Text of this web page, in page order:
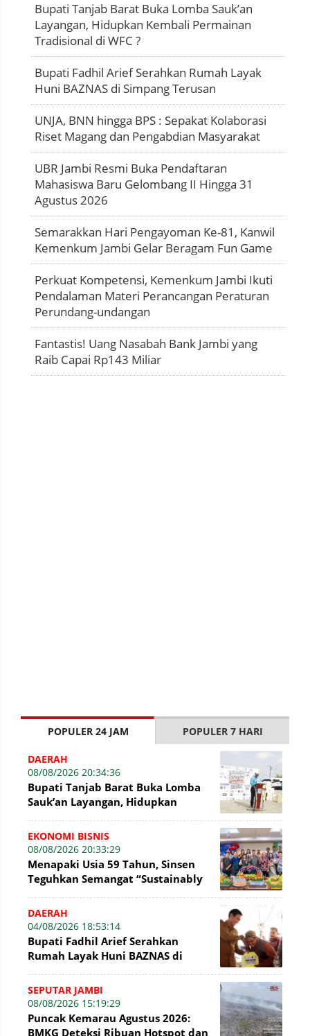
Bupati Tanjab Barat Buka Lomba Sauk’an
Layangan, Hidupkan Kembali Permainan
Tradisional di WFC ?
Bupati Fadhil Arief Serahkan Rumah Layak
Huni BAZNAS di Simpang Terusan
UNJA, BNN hingga BPS : Sepakat Kolaborasi
Riset Magang dan Pengabdian Masyarakat
UBR Jambi Resmi Buka Pendaftaran
Mahasiswa Baru Gelombang II Hingga 31
Agustus 2026
Semarakkan Hari Pengayoman Ke-81, Kanwil
Kemenkum Jambi Gelar Beragam Fun Game
Perkuat Kompetensi, Kemenkum Jambi Ikuti
Pendalaman Materi Perancangan Peraturan
Perundang-undangan
Fantastis! Uang Nasabah Bank Jambi yang
Raib Capai Rp143 Miliar
POPULER 24 JAM POPULER 7 HARI
DAERAH
08/08/2026 20:34:36
Bupati Tanjab Barat Buka Lomba
Sauk’an Layangan, Hidupkan
WFC ?
EKONOMI BISNIS
08/08/2026 20:33:29
Menapaki Usia 59 Tahun, Sinsen
Teguhkan Semangat “Sustainably
DAERAH
04/08/2026 18:53:14
Bupati Fadhil Arief Serahkan
Rumah Layak Huni BAZNAS di
SEPUTAR JAMBI
08/08/2026 15:19:29
Puncak Kemarau Agustus 2026:
BMKG Deteksi Ribuan Hotspot dan